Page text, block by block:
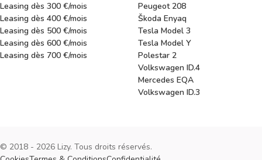
Leasing dès 300 €/mois
Leasing dès 400 €/mois
Leasing dès 500 €/mois
Leasing dès 600 €/mois
Leasing dès 700 €/mois
Peugeot 208
Škoda Enyaq
Tesla Model 3
Tesla Model Y
Polestar 2
Volkswagen ID.4
Mercedes EQA
Volkswagen ID.3
© 2018 - 2026 Lizy. Tous droits réservés.